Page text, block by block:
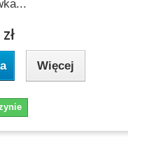
Więcej